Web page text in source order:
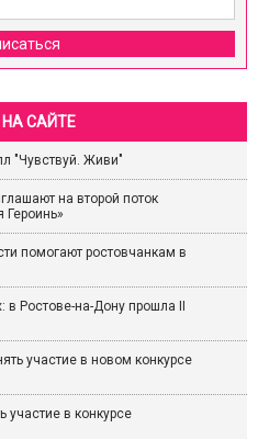
САЙТЕ
"Чувствуй. Живи"
на второй поток
Героинь»
помогают ростовчанкам в
в Ростове-на-Дону прошла II
участие в новом конкурсе
в конкурсе